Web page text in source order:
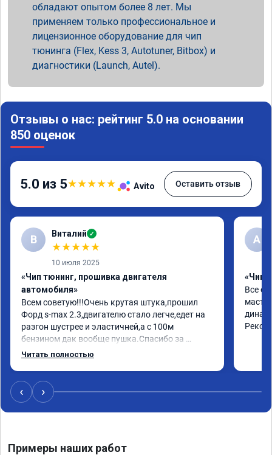
обладают опытом более 8 лет. Мы
применяем только профессиональное и
лицензионное оборудование для чип
тюнинга (Flex, Kess 3, Autotuner, Bitbox) и
диагностики (Launch, Autel).
Отзывы о нас: рейтинг 5.0 на основании
850 оценок
5.0 из 5★★★★★ Avito Оставить отзыв
В Виталий ✓
★★★★★
10 июля 2025
«Чип тюнинг, прошивка двигателя
автомобиля»
Всем советую!!!Очень крутая штука,прошил
Форд s-max 2.3,двигателю стало легче,едет на
разгон шустрее и эластичней,а с 100м
бензином дак вообще пушка.Спасибо за
работу,за эмоции.Желаю здоровья,развития и
знакомым.
Читать полностью
А
«Чип
Все
‹ ›
Примеры наших работ